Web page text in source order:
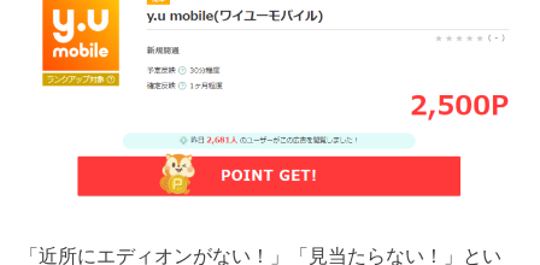
「近所にエディオンがない！」「見当たらない！」とい